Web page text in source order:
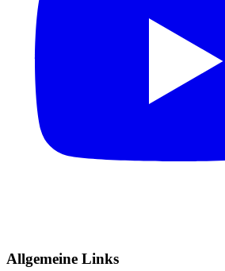
Allgemeine Links